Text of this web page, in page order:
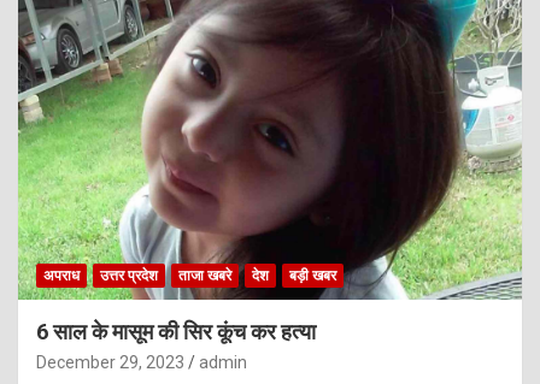
अपराध उत्तर प्रदेश ताजा खबरे देश बड़ी खबर
6 साल के मासूम की सिर कूंच कर हत्या
December 29, 2023 admin